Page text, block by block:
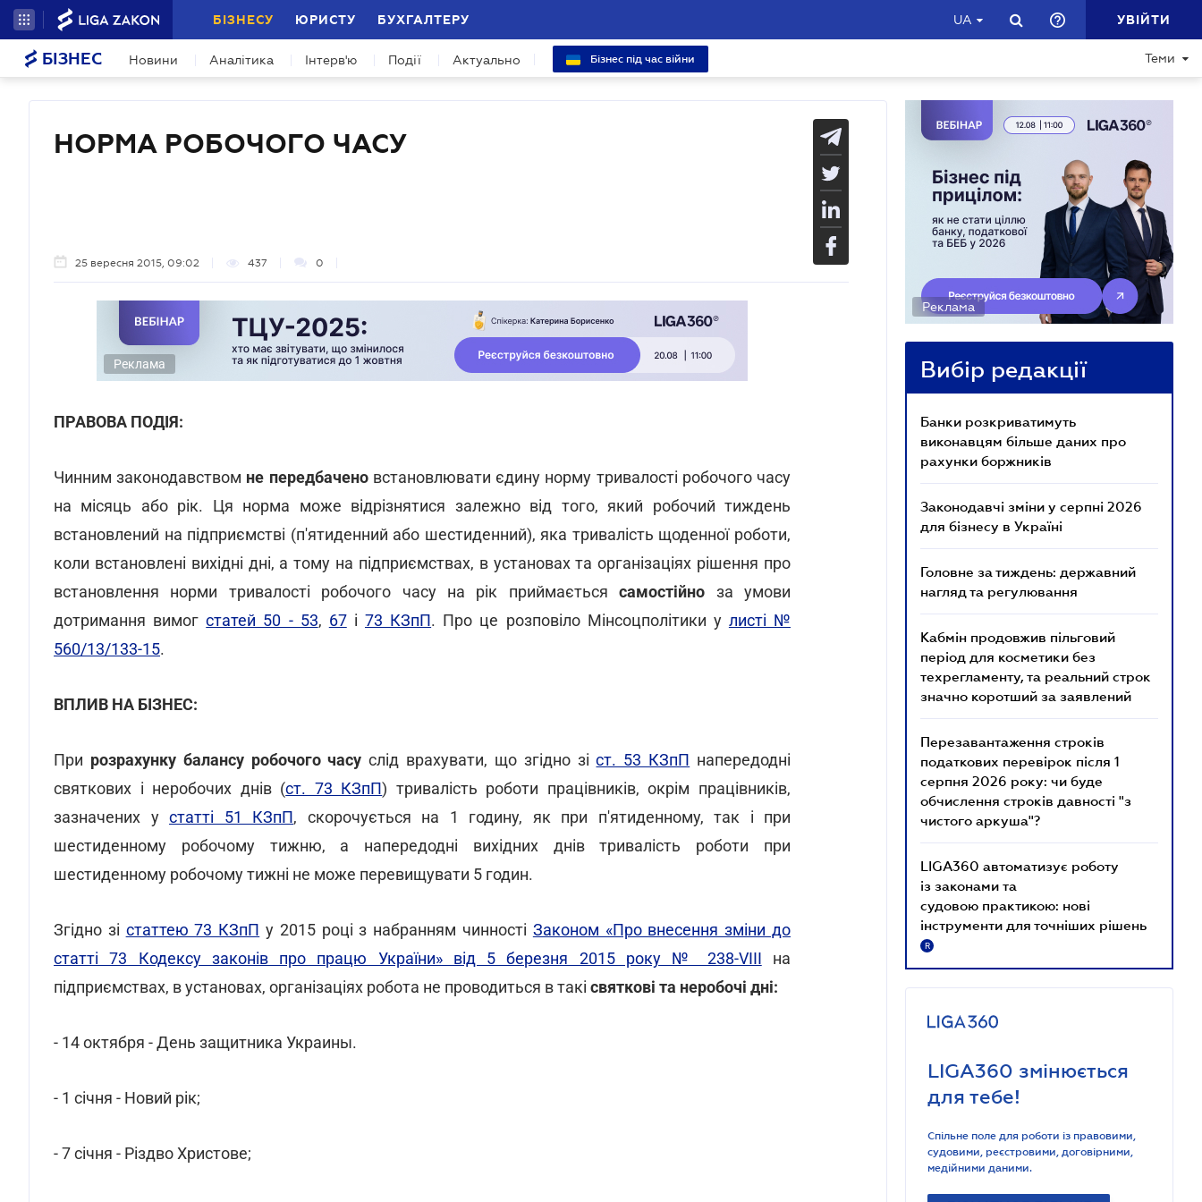
БІЗНЕСУ ЮРИСТУ БУХГАЛТЕРУ UA УВІЙТИ
БІЗНЕС Новини Аналітика Інтерв'ю Події Актуально Бізнес під час війни Теми
НОРМА РОБОЧОГО ЧАСУ
25 вересня 2015, 09:02 437 0
Реклама
ПРАВОВА ПОДІЯ:
Чинним законодавством не передбаченовстановлювати єдину норму тривалості робочого часу
на місяць або рік. Ця норма може відрізнятися залежно від того, який робочий тиждень
встановлений на підприємстві (п'ятиденний або шестиденний), яка тривалість щоденної роботи,
коли встановлені вихідні дні, а тому на підприємствах, в установах та організаціях рішення про
встановлення норми тривалості робочого часу на рік приймаєтьсясамостійно за умови
дотримання вимогстатей 50 - 53, 67і 73 КЗпП. Про це розповіло Мінсоцполітики у листі №
560/13/133-15.
ВПЛИВ НА БІЗНЕС:
При розрахунку балансу робочого часу слід врахувати, що згідно зіст. 53 КЗпП напередодні
святкових і неробочих днів (ст. 73 КЗпП) тривалість роботи працівників, окрім працівників,
зазначених у статті 51 КЗпП, скорочується на 1 годину, як при п'ятиденному, так і при
шестиденному робочому тижню, а напередодні вихідних днів тривалість роботи при
шестиденному робочому тижні не може перевищувати 5 годин.
Згідно зі статтею 73 КЗпП у 2015 році з набранням чинності Законом «Про внесення зміни до
статті 73 Кодексу законів про працю України» від 5 березня 2015 року № 238-VIII на
підприємствах, в установах, організаціях робота не проводиться в такі святкові та неробочі дні:
- 14 октября - День защитника Украины.
- 1 січня - Новий рік;
- 7 січня - Різдво Христове;
Реклама
Вибір редакції
Банки розкриватимуть
виконавцям більше даних про
рахунки боржників
Законодавчі зміни у серпні 2026
для бізнесу в Україні
Головне за тиждень: державний
нагляд та регулювання
Кабмін продовжив пільговий
період для косметики без
техрегламенту, та реальний строк
значно коротший за заявлений
Перезавантаження строків
податкових перевірок після 1
серпня 2026 року: чи буде
обчислення строків давності "з
чистого аркуша"?
LIGA360 автоматизує роботу
із законами та
судовою практикою: нові
інструменти для точніших рішень
R
LIGA360 змінюється
для тебе!
Спільне поле для роботи із правовими,
судовими, реєстровими, договірними,
медійними даними.